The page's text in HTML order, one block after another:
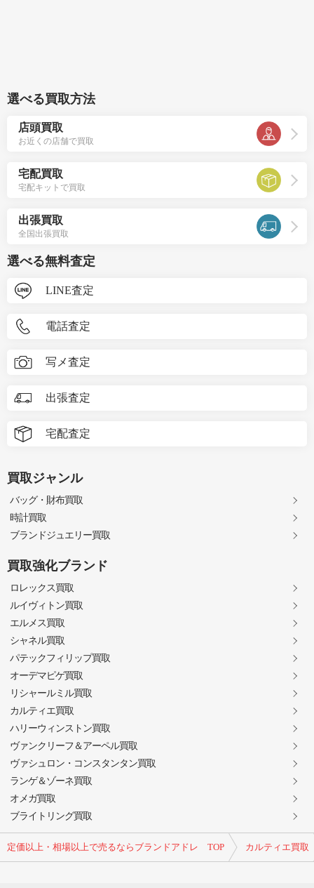
定価以上・相場以上で売るならブランドアドレ TOP カルティエ買取
選べる買取方法
店頭買取
お近くの店舗で買取
宅配買取
宅配キットで買取
出張買取
全国出張買取
選べる無料査定
LINE査定
電話査定
写メ査定
出張査定
宅配査定
買取ジャンル
バッグ・財布買取
時計買取
ブランドジュエリー買取
買取強化ブランド
ロレックス買取
ルイヴィトン買取
エルメス買取
シャネル買取
パテックフィリップ買取
オーデマピゲ買取
リシャールミル買取
カルティエ買取
ハリーウィンストン買取
ヴァンクリーフ＆アーペル買取
ヴァシュロン・コンスタンタン買取
ランゲ＆ゾーネ買取
オメガ買取
ブライトリング買取